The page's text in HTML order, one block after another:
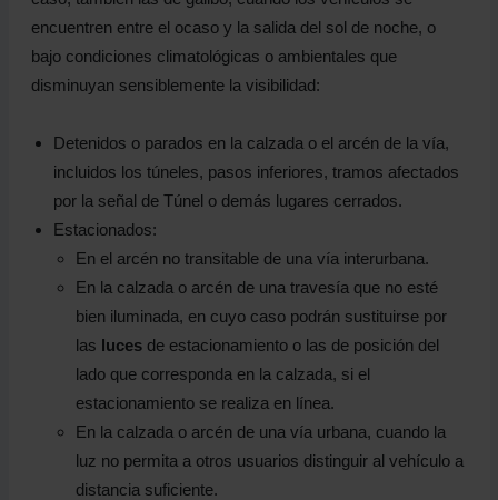
encuentren entre el ocaso y la salida del sol de noche, o
bajo condiciones climatológicas o ambientales que
disminuyan sensiblemente la visibilidad:
Detenidos o parados en la calzada o el arcén de la vía,
incluidos los túneles, pasos inferiores, tramos afectados
por la señal de Túnel o demás lugares cerrados.
Estacionados:
En el arcén no transitable de una vía interurbana.
En la calzada o arcén de una travesía que no esté
bien iluminada, en cuyo caso podrán sustituirse por
las lucesde estacionamiento o las de posición del
lado que corresponda en la calzada, si el
estacionamiento se realiza en línea.
En la calzada o arcén de una vía urbana, cuando la
luz no permita a otros usuarios distinguir al vehículo a
distancia suficiente.